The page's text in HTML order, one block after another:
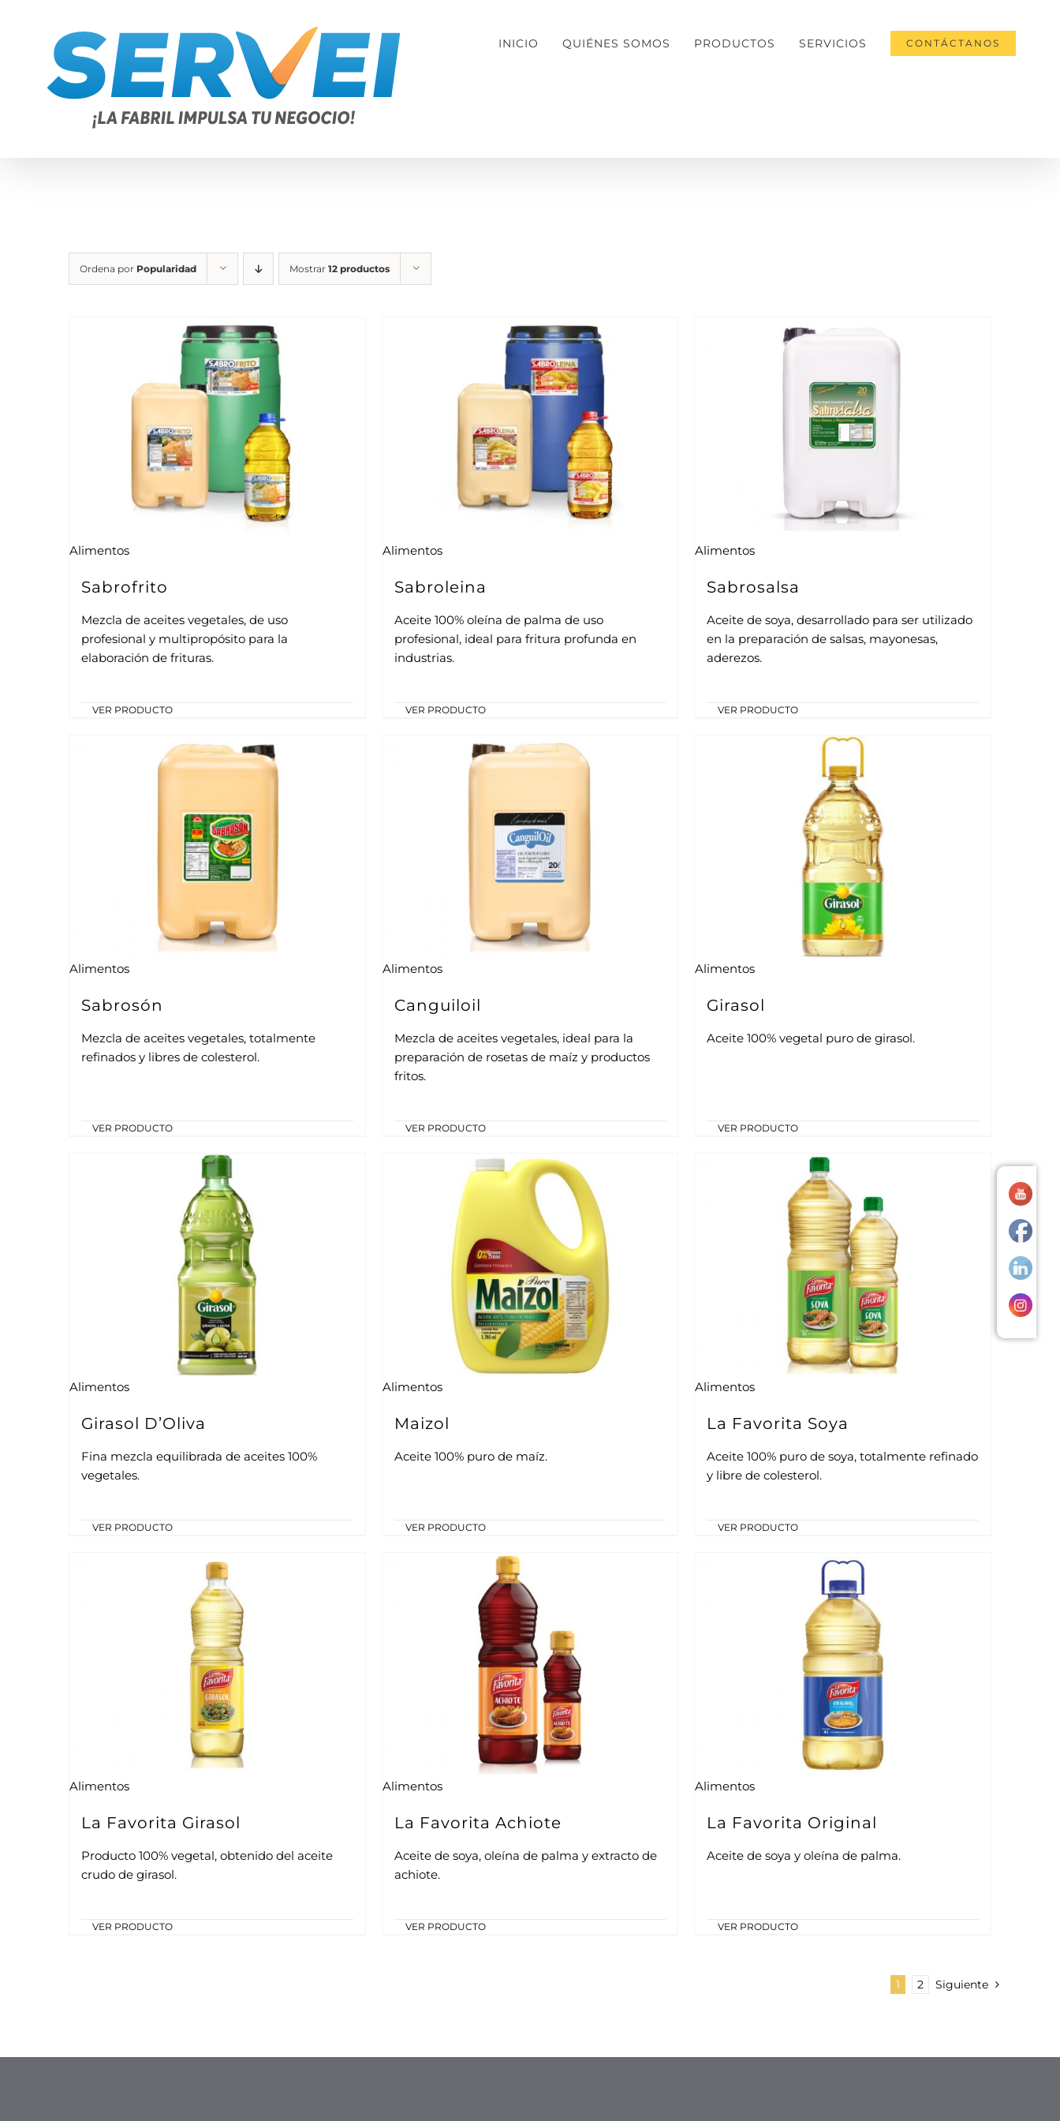
contenido
INICIO QUIÉNES SOMOS PRODUCTOS SERVICIOS CONTÁCTANOS
Ordena por Popularidad Mostrar 12 productos
Alimentos
Sabrofrito
Mezcla de aceites vegetales, de uso
profesional y multipropósito para la
elaboración de frituras.
VER PRODUCTO
Alimentos
Sabroleina
Aceite 100% oleína de palma de uso
profesional, ideal para fritura profunda en
industrias.
VER PRODUCTO
Alimentos
Sabrosalsa
Aceite de soya, desarrollado para ser utilizado
en la preparación de salsas, mayonesas,
aderezos.
VER PRODUCTO
Alimentos
Sabrosón
Mezcla de aceites vegetales, totalmente
refinados y libres de colesterol.
VER PRODUCTO
Alimentos
Canguiloil
Mezcla de aceites vegetales, ideal para la
preparación de rosetas de maíz y productos
fritos.
VER PRODUCTO
Alimentos
Girasol
Aceite 100% vegetal puro de girasol.
VER PRODUCTO
Alimentos
Girasol D’Oliva
Fina mezcla equilibrada de aceites 100%
vegetales.
VER PRODUCTO
Alimentos
Maizol
Aceite 100% puro de maíz.
VER PRODUCTO
Alimentos
La Favorita Soya
Aceite 100% puro de soya, totalmente refinado
y libre de colesterol.
VER PRODUCTO
Alimentos
La Favorita Girasol
Producto 100% vegetal, obtenido del aceite
crudo de girasol.
VER PRODUCTO
Alimentos
La Favorita Achiote
Aceite de soya, oleína de palma y extracto de
achiote.
VER PRODUCTO
Alimentos
La Favorita Original
Aceite de soya y oleína de palma.
VER PRODUCTO
1 2 Siguiente